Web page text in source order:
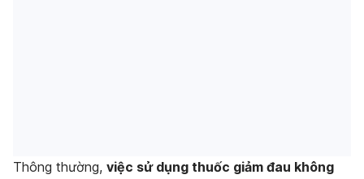
Thông thường, việc sử dụng thuốc giảm đau không